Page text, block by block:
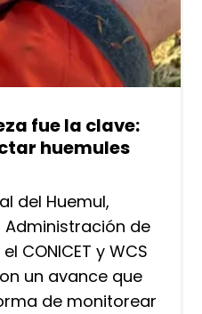
fue la clave:
huemules
del Huemul,
de
CONICET y WCS
un avance que
de monitorear